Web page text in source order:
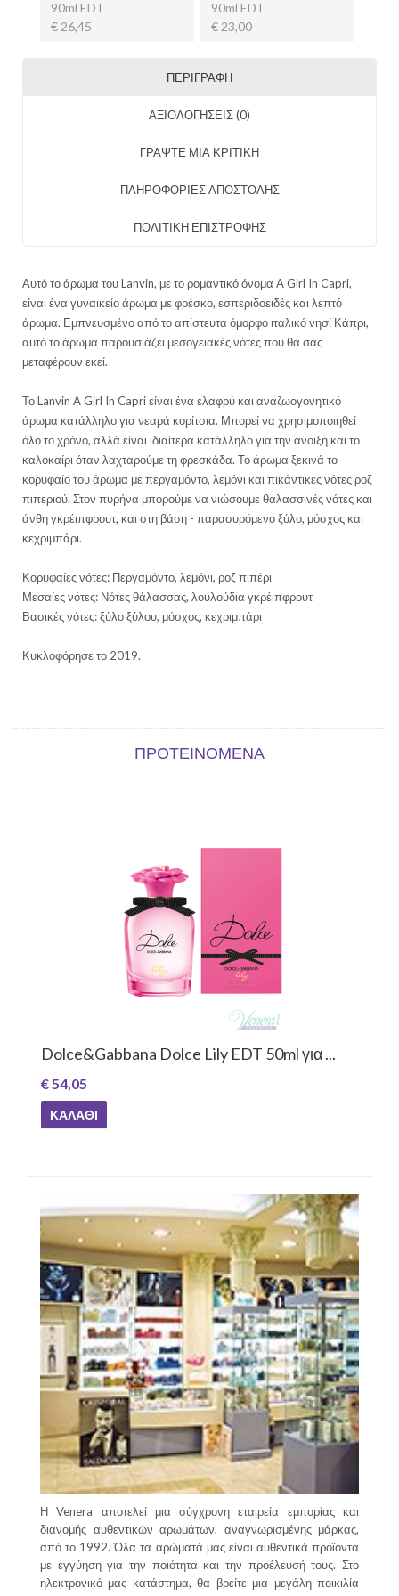
90ml EDT
€ 26,45
90ml EDT
€ 23,00
ΠΕΡΙΓΡΑΦΉ
ΑΞΙΟΛΟΓΉΣΕΙΣ (0)
ΓΡΑΨΤΕ ΜΙΑ ΚΡΙΤΙΚΗ
ΠΛΗΡΟΦΟΡΙΕΣ ΑΠΟΣΤΟΛΗΣ
ΠΟΛΙΤΙΚΗ ΕΠΙΣΤΡΟΦΗΣ
Αυτό το άρωμα του Lanvin, με το ρομαντικό όνομα A Girl In Capri,
είναι ένα γυναικείο άρωμα με φρέσκο, εσπεριδοειδές και λεπτό
άρωμα. Εμπνευσμένο από το απίστευτα όμορφο ιταλικό νησί Κάπρι,
αυτό το άρωμα παρουσιάζει μεσογειακές νότες που θα σας
μεταφέρουν εκεί.
Το Lanvin A Girl In Capri είναι ένα ελαφρύ και αναζωογονητικό
άρωμα κατάλληλο για νεαρά κορίτσια. Μπορεί να χρησιμοποιηθεί
όλο το χρόνο, αλλά είναι ιδιαίτερα κατάλληλο για την άνοιξη και το
καλοκαίρι όταν λαχταρούμε τη φρεσκάδα. Το άρωμα ξεκινά το
κορυφαίο του άρωμα με περγαμόντο, λεμόνι και πικάντικες νότες ροζ
πιπεριού. Στον πυρήνα μπορούμε να νιώσουμε θαλασσινές νότες και
άνθη γκρέιπφρουτ, και στη βάση - παρασυρόμενο ξύλο, μόσχος και
κεχριμπάρι.
Κορυφαίες νότες: Περγαμόντο, λεμόνι, ροζ πιπέρι
Μεσαίες νότες: Νότες θάλασσας, λουλούδια γκρέιπφρουτ
Βασικές νότες: ξύλο ξύλου, μόσχος, κεχριμπάρι
Κυκλοφόρησε το 2019.
ΠΡΟΤΕΙΝΌΜΕΝΑ
Dolce&Gabbana Dolce Lily EDT 50ml για ...
€ 54,05
ΚΑΛΆΘΙ
Η Venera αποτελεί μια σύγχρονη εταιρεία εμπορίας και
διανομής αυθεντικών αρωμάτων, αναγνωρισμένης μάρκας,
από το 1992. Όλα τα αρώματά μας είναι αυθεντικά προϊόντα
με εγγύηση για την ποιότητα και την προέλευσή τους. Στο
ηλεκτρονικό μας κατάστημα, θα βρείτε μια μεγάλη ποικιλία